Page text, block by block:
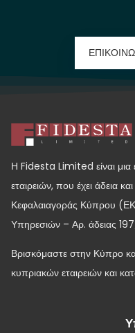
Η Fidesta Limited είναι μια
εταιρειών, που έχει άδεια
Κεφαλαιαγοράς Κύπρου
Υπηρεσιών – Αρ. άδειας
Βρισκόμαστε στην Κύπρο
κυπριακών εταιρειών και